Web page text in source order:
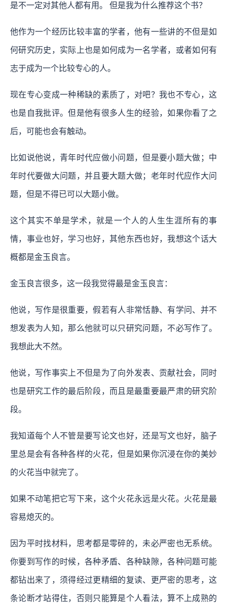
是不一定对其他人都有用。 但是我为什么推荐这个书？
他作为一个经历比较丰富的学者，他有一些讲的不但是如
何研究历史，实际上也是如何成为一名学者，或者如何有
志于成为一个比较专心的人。
现在专心变成一种稀缺的素质了，对吧？我也不专心，这
也是自我批评。但是他有很多人生的经验，如果你看了之
后，可能也会有触动。
比如说他说，青年时代应做小问题，但是要小题大做；中
年时代要做大问题，并且要大题大做；老年时代应作大问
题，但是不得已可以大题小做。
这个其实不单是学术，就是一个人的人生生涯所有的事
情，事业也好，学习也好，其他东西也好，我想这个话大
概都是金玉良言。
金玉良言很多，这一段我觉得最是金玉良言：
他说，写作是很重要，假若有人非常恬静、有学问、并不
想发表为人知，那么他就可以只研究问题，不必写作了。
我想此大不然。
他说，写作事实上不但是为了向外发表、贡献社会，同时
也是研究工作的最后阶段，而且是最重要最严肃的研究阶
段。
我知道每个人不管是要写论文也好，还是写文也好，脑子
里总是会有各种各样的火花，但是如果你沉浸在你的美妙
的火花当中就完了。
如果不动笔把它写下来，这个火花永远是火花。火花是最
容易熄灭的。
因为平时找材料，思考都是零碎的，未必严密也无系统。
你要到写作的时候，各种矛盾、各种缺隙，各种问题可能
都钻出来了，须得经过更精细的复读、更严密的思考，这
条论断才站得住，否则只能算是个人看法，算不上成熟的